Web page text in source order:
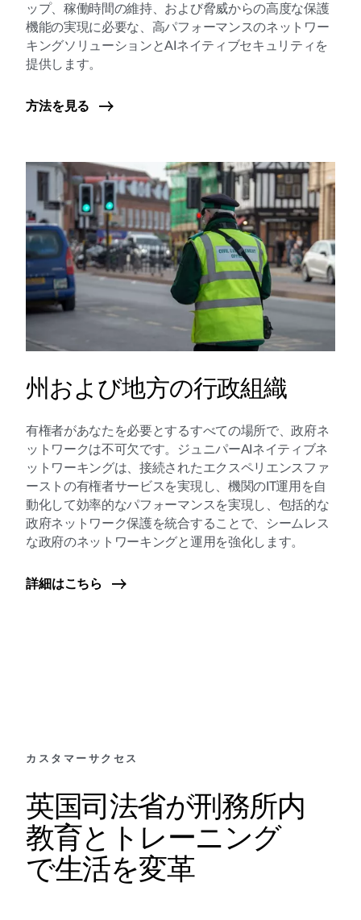
ップ、稼働時間の維持、および脅威からの高度な保護
機能の実現に必要な、高パフォーマンスのネットワー
キングソリューションとAIネイティブセキュリティを
提供します。
方法を見る
州および地方の行政組織
有権者があなたを必要とするすべての場所で、政府ネ
ットワークは不可欠です。ジュニパーAIネイティブネ
ットワーキングは、接続されたエクスペリエンスファ
ーストの有権者サービスを実現し、機関のIT運用を自
動化して効率的なパフォーマンスを実現し、包括的な
政府ネットワーク保護を統合することで、シームレス
な政府のネットワーキングと運用を強化します。
詳細はこちら
カスタマーサクセス
英国司法省が刑務所内
教育とトレーニング
で生活を変革